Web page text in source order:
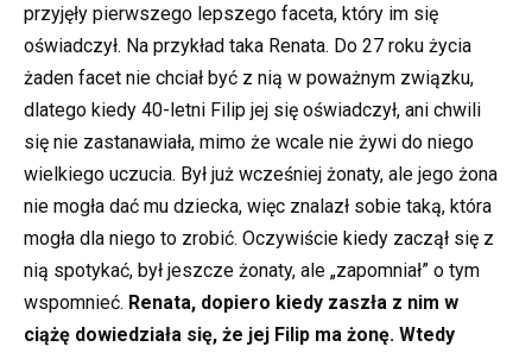
przyjęły pierwszego lepszego faceta, który im się
oświadczył. Na przykład taka Renata. Do 27 roku życia
żaden facet nie chciał być z nią w poważnym związku,
dlatego kiedy 40-letni Filip jej się oświadczył, ani chwili
się nie zastanawiała, mimo że wcale nie żywi do niego
wielkiego uczucia. Był już wcześniej żonaty, ale jego żona
nie mogła dać mu dziecka, więc znalazł sobie taką, która
mogła dla niego to zrobić. Oczywiście kiedy zaczął się z
nią spotykać, był jeszcze żonaty, ale „zapomniał” o tym
wspomnieć. Renata, dopiero kiedy zaszła z nim w
ciążę dowiedziała się, że jej Filip ma żonę. Wtedy